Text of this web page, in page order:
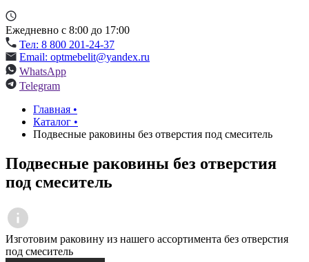
Ежедневно с 8:00 до 17:00
Тел: 8 800 201-24-37
Email: optmebelit@yandex.ru
WhatsApp
Telegram
Главная •
Каталог •
Подвесные раковины без отверстия под смеситель
Подвесные раковины без отверстия
под смеситель
Изготовим раковину из нашего ассортимента без отверстия
под смеситель